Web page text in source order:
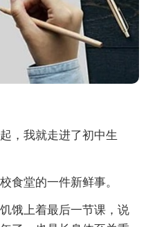
我就走进了初中生
堂的一件新鲜事。
上着最后一节课，说